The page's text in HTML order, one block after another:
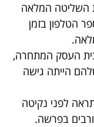
השליטה המלאה
הטלפון בזמן
העסק המתחרה,
הייתה גישה
לפני נקיטה
בפרשה.